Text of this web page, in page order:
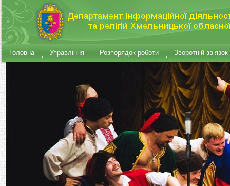
Головна Управління Розпорядок роботи Зворотній зв’язок